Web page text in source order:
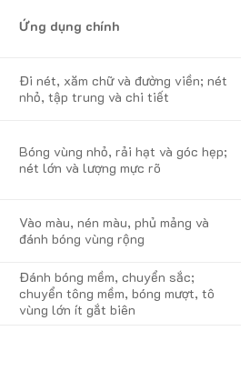
Ứng dụng chính
Đi nét, xăm chữ và đường viền; nét
nhỏ, tập trung và chi tiết
Bóng vùng nhỏ, rải hạt và góc hẹp;
nét lớn và lượng mực rõ
Vào màu, nén màu, phủ mảng và
đánh bóng vùng rộng
Đánh bóng mềm, chuyển sắc;
chuyển tông mềm, bóng mượt, tô
vùng lớn ít gắt biên